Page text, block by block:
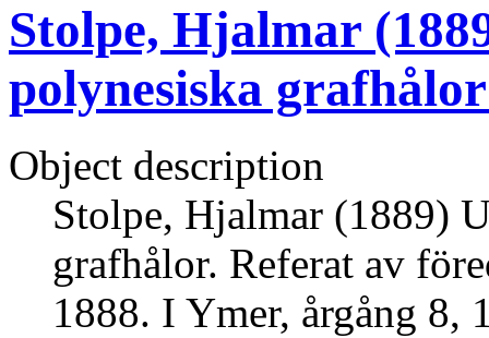
Stolpe, Hjalmar
polynesiska
Object description
Stolpe, Hjalmar (1889)
grafhålor. Referat av
1888. I Ymer, årgång